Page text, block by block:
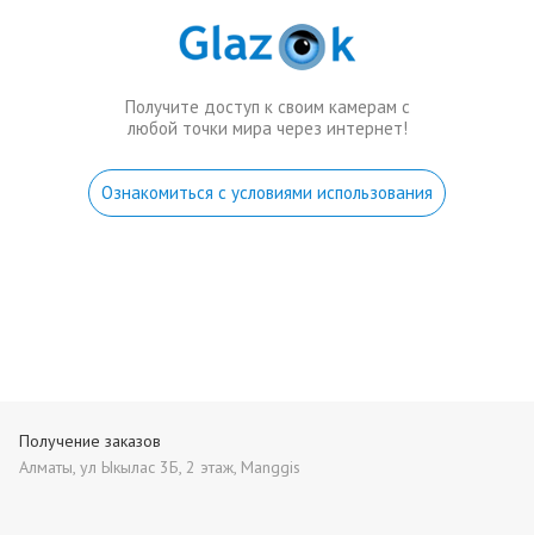
Получите доступ к своим камерам с
любой точки мира через интернет!
Ознакомиться с условиями использования
Получение заказов
Алматы, ул Ыкылас 3Б, 2 этаж, Manggis